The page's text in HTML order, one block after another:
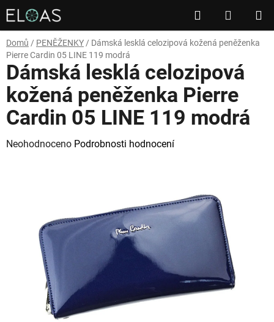
Přejít
na
obsah
Hledat
KOŠÍK
Domů / PENĚŽENKY / Dámská lesklá celozipová kožená peněženka
Pierre Cardin 05 LINE 119 modrá
Dámská lesklá celozipová
kožená peněženka Pierre
Cardin 05 LINE 119 modrá
Průměrné
hvězdiček.
Neohodnoceno Podrobnosti hodnocení